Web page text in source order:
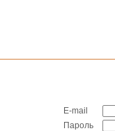
E-mail
Пароль